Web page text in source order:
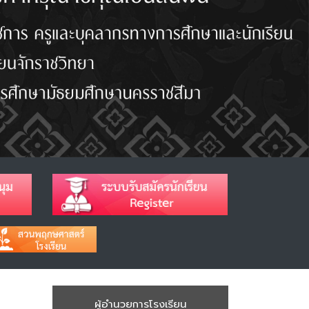
ผู้อำนวยการโรงเรียน